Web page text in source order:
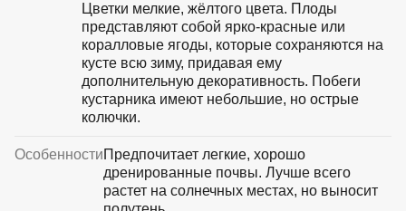
Цветки мелкие, жёлтого цвета. Плоды
представляют собой ярко-красные или
коралловые ягоды, которые сохраняются на
кусте всю зиму, придавая ему
дополнительную декоративность. Побеги
кустарника имеют небольшие, но острые
колючки.
ОсобенностиПредпочитает легкие, хорошо
дренированные почвы. Лучше всего
растет на солнечных местах, но выносит